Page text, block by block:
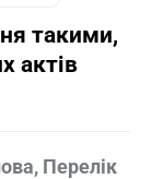
такими,
актів
Перелік